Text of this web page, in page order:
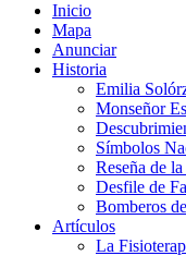
Inicio
Mapa
Anunciar
Historia
Emilia
Monseñor
Símbolos
Reseña de
Desfile de
Bomberos
Artículos
La